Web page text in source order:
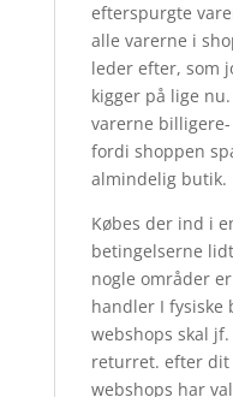
efterspurgte
alle varerne i
leder efter, som
kigger på lige
varerne
fordi shoppen
almindelig butik.
Købes der ind i
betingelserne
nogle områder
handler I fysiske
webshops skal
returret. efter dit
webshops har